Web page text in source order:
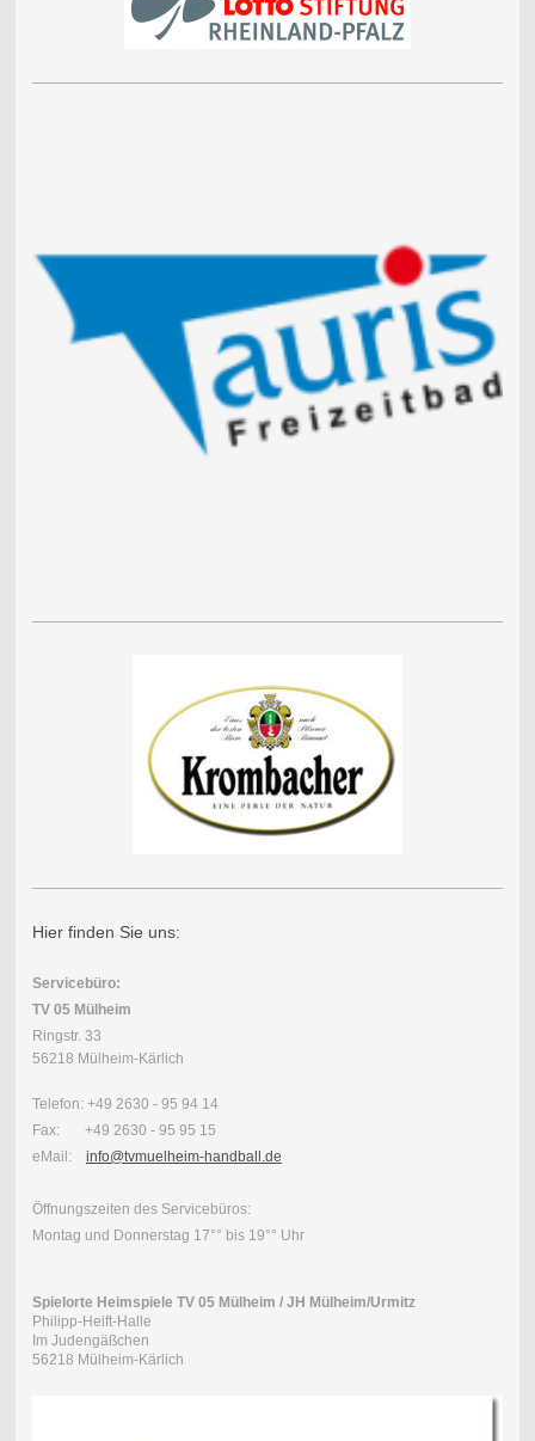
Hier finden Sie uns:
Servicebüro:
TV 05 Mülheim
Ringstr. 33
56218 Mülheim-Kärlich
Telefon: +49 2630 - 95 94 14
Fax: +49 2630 - 95 95 15
eMail: info@tvmuelheim-handball.de
Öffnungszeiten des Servicebüros:
Montag und Donnerstag 17°° bis 19°° Uhr
Spielorte Heimspiele TV 05 Mülheim / JH Mülheim/Urmitz
Philipp-Heift-Halle
Im Judengäßchen
56218 Mülheim-Kärlich